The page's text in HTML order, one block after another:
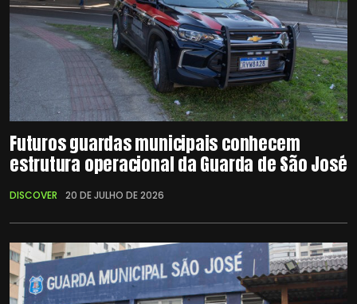
Futuros guardas municipais conhecem
estrutura operacional da Guarda de São José
DISCOVER 20 DE JULHO DE 2026